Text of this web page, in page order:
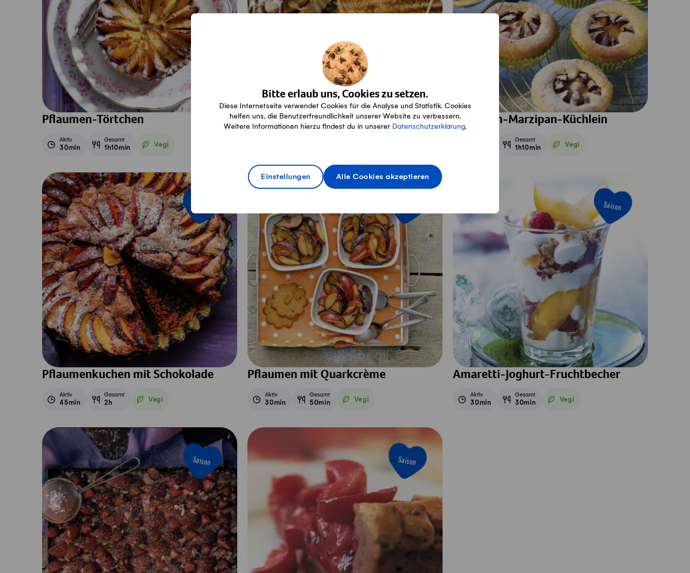
Bitte erlaub uns, Cookies zu setzen.
Diese Internetseite verwendet Cookies für die Analyse und Statistik. Cookies
helfen uns, die Benutzerfreundlichkeit unserer Website zu verbessern.
Weitere Informationen hierzu findest du in unserer Datenschutzerklärung.
Einstellungen Alle Cookies akzeptieren
Pflaumen-Törtchen
Aktiv
30min
Gesamt
1h10min Vegi
Vegetarisch
Steak Sandwich Pflaumen-Marzipan-Küchlein
Gesamt
1h10min Vegi
Vegetarisch
Pflaumenkuchen mit Schokolade
Aktiv
45min
Gesamt
2h Vegi
Vegetarisch
Pflaumen mit Quarkcrème
Aktiv
30min
Gesamt
50min Vegi
Vegetarisch
Saison
Amaretti-Joghurt-Fruchtbecher
Aktiv
30min
Gesamt
30min Vegi
Vegetarisch
Saison Saison